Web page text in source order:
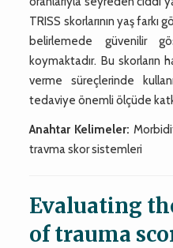
TRISS skorlarının yaş
belirlemede güvenilir
koymaktadır. Bu skorların
verme süreçlerinde
tedaviye önemli ölçüde
Anahtar Kelimeler:
travma skor sistemleri
Evaluating
of trauma